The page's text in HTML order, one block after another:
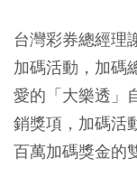
台灣彩券總經理
加碼活動，加碼
愛的「大樂透」
銷獎項，加碼活
百萬加碼獎金的